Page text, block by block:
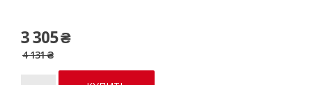
3 305 ₴
4 131 ₴